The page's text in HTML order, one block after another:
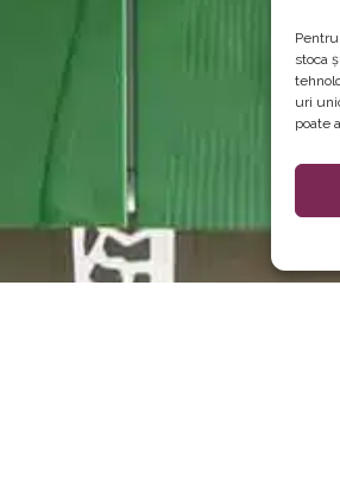
stoca
uri
poate